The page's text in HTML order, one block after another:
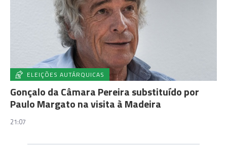
ELEIÇÕES AUTÁRQUICAS
Gonçalo da Câmara Pereira substituído por
Paulo Margato na visita à Madeira
21:07